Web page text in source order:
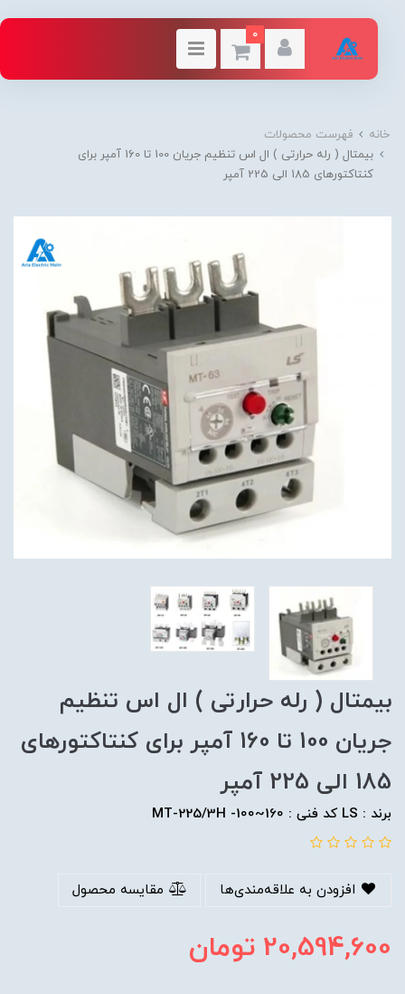
0
خانه
فهرست محصولات
بیمتال ( رله حرارتی ) ال اس تنظیم جریان 100 تا 160 آمپر برای
کنتاکتورهای 185 الی 225 آمپر
بیمتال ( رله حرارتی ) ال اس تنظیم
جریان 100 تا 160 آمپر برای کنتاکتورهای
185 الی 225 آمپر
برند : LS کد فنی : MT-225/3H -100~160
افزودن به علاقه‌مندی‌ها مقایسه محصول
20,594,600تومان